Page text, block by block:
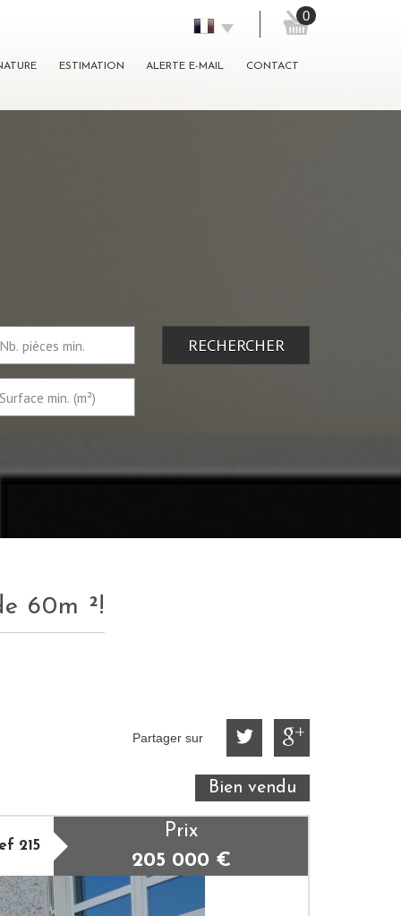
0
ESTIMATION ALERTE E-MAIL CONTACT
RECHERCHER
60m ²!
Partager sur
Bien vendu
215
Prix
205 000 €